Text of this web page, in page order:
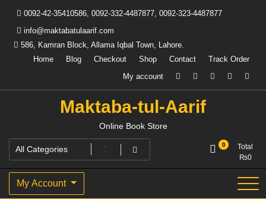
content
0092-42-35410586, 0092-332-4487877, 0092-323-4487877
info@maktabatulaarif.com
586, Kamran Block, Allama Iqbal Town, Lahore.
Home
Blog Checkout Shop Contact
Track Order
My account
Maktaba-tul-Aarif
Online Book Store
0
Total
₨0
My Account